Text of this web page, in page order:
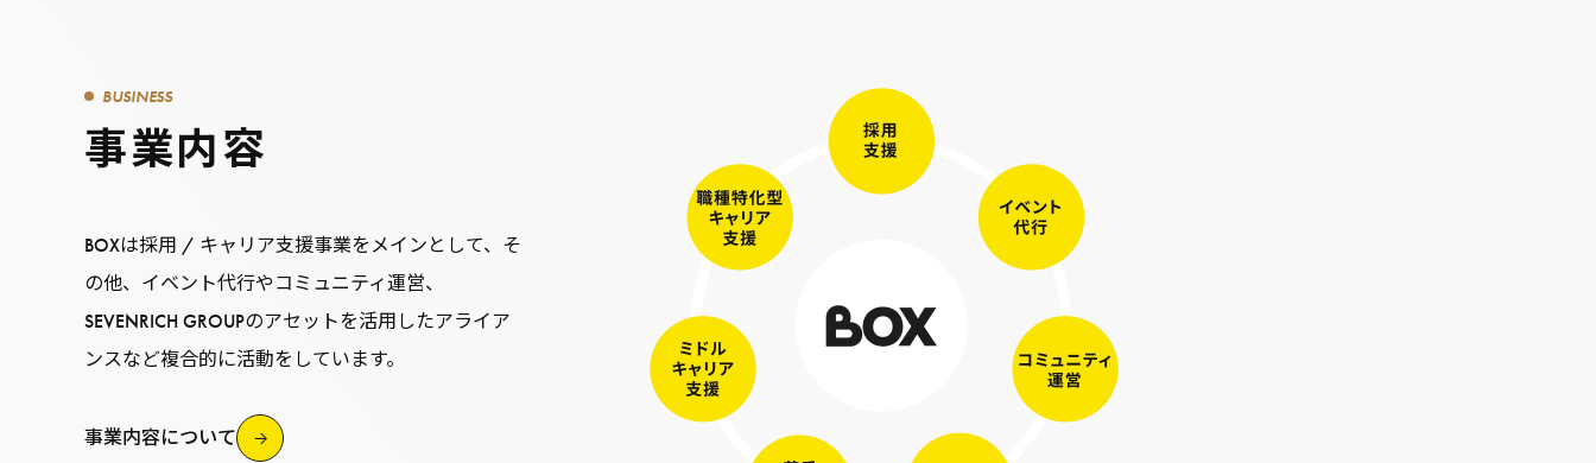
BUSINESS
事業内容
BOXは採用 / キャリア支援事業をメインとして、そ
の他、イベント代行やコミュニティ運営、
SEVENRICH GROUPのアセットを活用したアライア
ンスなど複合的に活動をしています。
事業内容について